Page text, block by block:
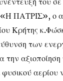
ΠΑΤΡΙΣ», ο
Κρήτης
των
την
αερίου